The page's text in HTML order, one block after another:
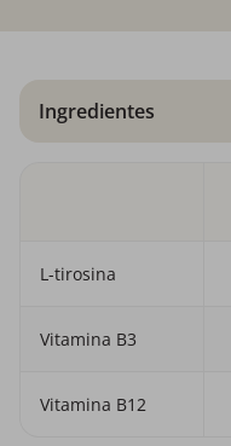
Ingredientes
L-tirosina
Vitamina B3
Vitamina B12